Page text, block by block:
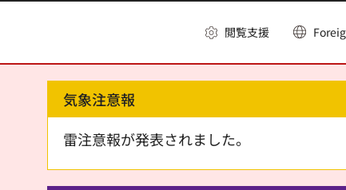
閲覧支援
気象注意報
雷注意報が発表されました。